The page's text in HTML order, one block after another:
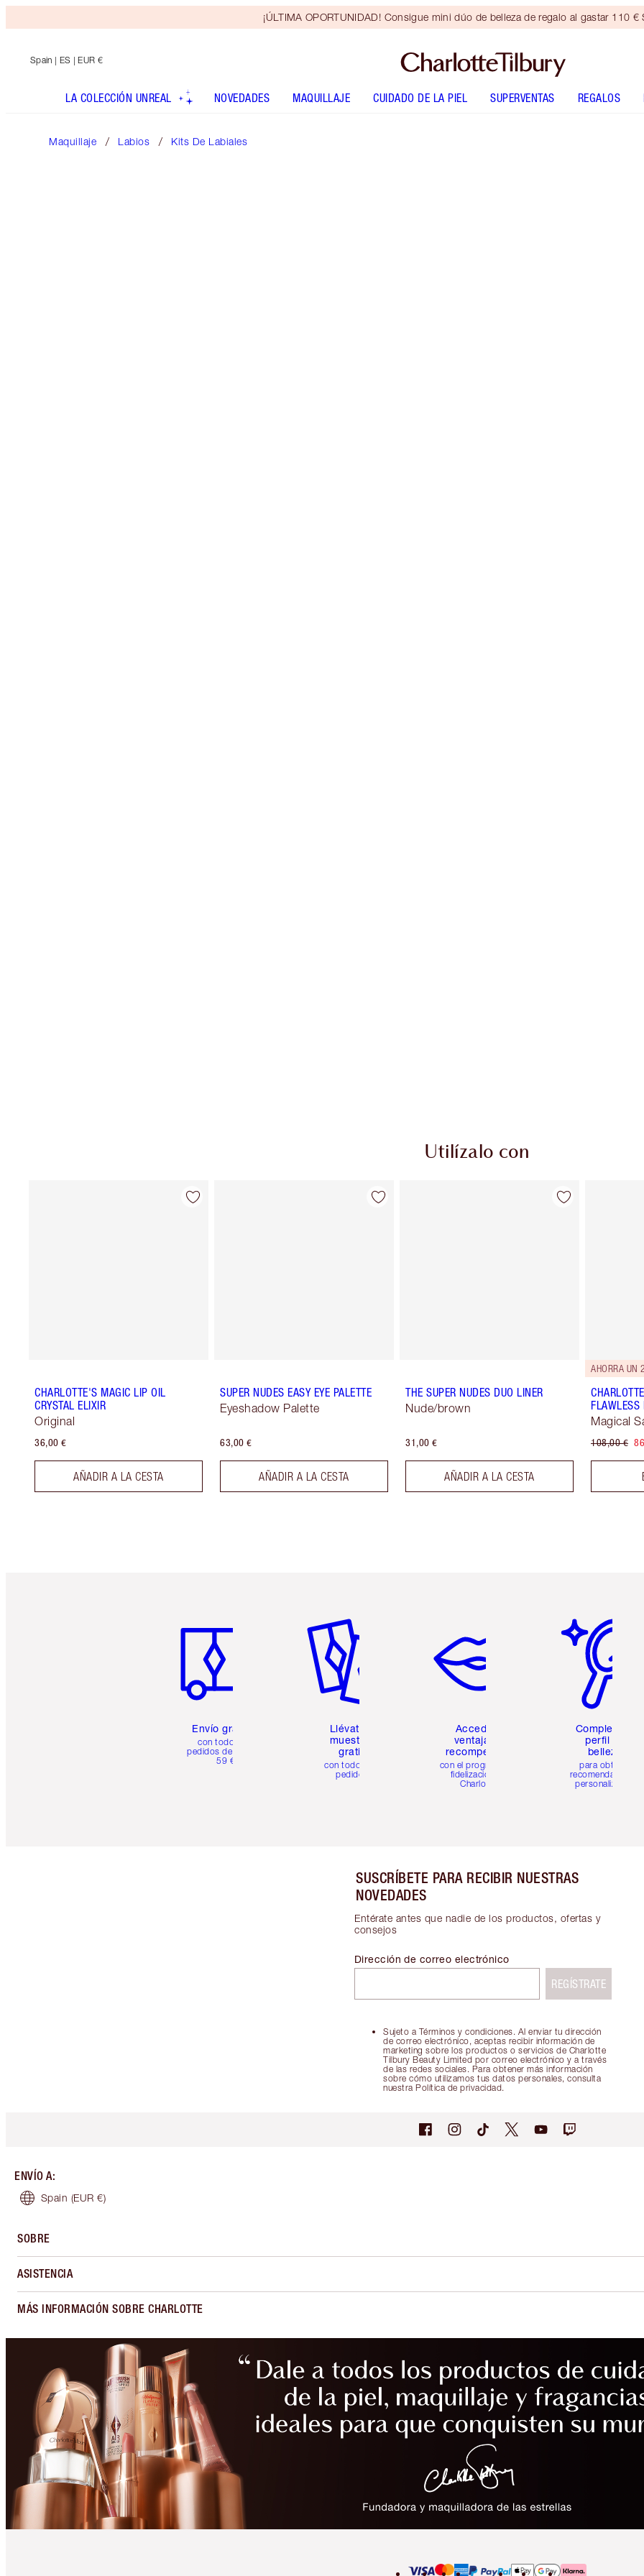
¡ÚLTIMA OPORTUNIDAD! Consigue mini dúo de belleza de regalo al gastar 110 €
Spain | ES | EUR €
LA COLECCIÓN UNREAL NOVEDADES MAQUILLAJE CUIDADO DE LA PIEL SUPERVENTAS REGALOS
Maquillaje Labios Kits De Labiales
Utilízalo con
CHARLOTTE'S MAGIC LIP OIL
CRYSTAL ELIXIR
Original
36,00 €
AÑADIR A LA CESTA
SUPER NUDES EASY EYE PALETTE
Eyeshadow Palette
63,00 €
AÑADIR A LA CESTA
THE SUPER NUDES DUO LINER
Nude/brown
31,00 €
AÑADIR A LA CESTA
AHORRA UN
FLAWLESS
Magical
108,00 €
Envío gratuito
con todos los
pedidos de más de
59 €
Llévate 2
muestras
gratis
con todos los
pedidos
Accede a
ventajas y
recompensas
con el programa de
fidelización de
Charlotte
Completa tu
perfil de
belleza
para obtener
recomendaciones
personalizadas
SUSCRÍBETE PARA RECIBIR NUESTRAS
NOVEDADES
Entérate antes que nadie de los productos, ofertas y
consejos
Sujeto a Términos y condiciones. Al enviar tu dirección
de correo electrónico, aceptas recibir información de
marketing sobre los productos o servicios de Charlotte
Tilbury Beauty Limited por correo electrónico y a través
de las redes sociales. Para obtener más información
sobre cómo utilizamos tus datos personales, consulta
nuestra Política de privacidad.
Dirección de correo electrónico
REGÍSTRATE
ENVÍO A:
Spain (EUR €)
SOBRE
ASISTENCIA
MÁS INFORMACIÓN SOBRE CHARLOTTE